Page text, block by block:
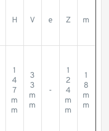
H V e Z m
1
4
7
m
m
3
3
m
m
-
1
2
4
m
m
1
8
m
m